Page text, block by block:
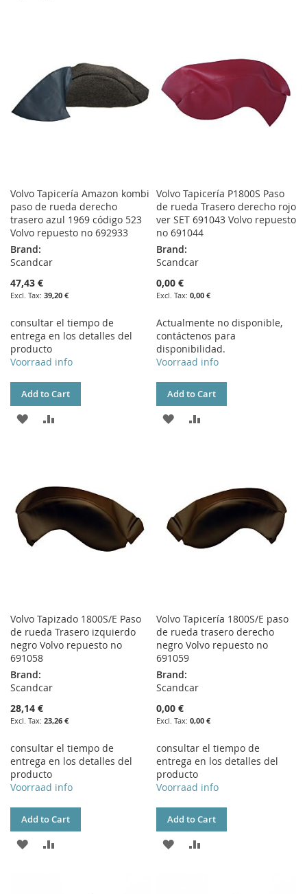
Volvo Tapicería Amazon kombi
paso de rueda derecho
trasero azul 1969 código 523
Volvo repuesto no 692933
Brand:
Scandcar
47,43 €
39,20 €
consultar el tiempo de
entrega en los detalles del
producto
Voorraad info
Add to Cart
ADD
LIST
Volvo Tapicería P1800S Paso
de rueda Trasero derecho rojo
ver SET 691043 Volvo repuesto
no 691044
Brand:
Scandcar
0,00 €
0,00 €
Actualmente no disponible,
contáctenos para
disponibilidad.
Voorraad info
Add to Cart
ADD
Volvo Tapizado 1800S/E Paso
de rueda Trasero izquierdo
negro Volvo repuesto no
691058
Brand:
Scandcar
28,14 €
23,26 €
consultar el tiempo de
entrega en los detalles del
producto
Voorraad info
Add to Cart
ADD
Volvo Tapicería 1800S/E paso
de rueda trasero derecho
negro Volvo repuesto no
691059
Brand:
Scandcar
0,00 €
0,00 €
consultar el tiempo de
entrega en los detalles del
producto
Voorraad info
Add to Cart
ADD